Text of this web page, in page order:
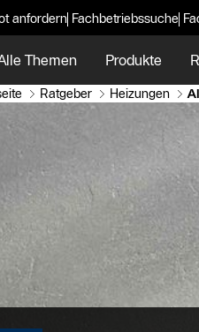
anfordern Fachbetriebssuche
Themen Produkte
Ratgeber Heizungen